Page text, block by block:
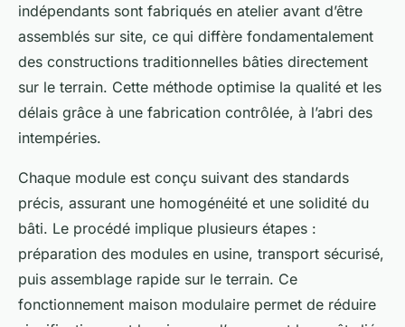
indépendants sont fabriqués en atelier avant d’être
assemblés sur site, ce qui diffère fondamentalement
des constructions traditionnelles bâties directement
sur le terrain. Cette méthode optimise la qualité et les
délais grâce à une fabrication contrôlée, à l’abri des
intempéries.
Chaque module est conçu suivant des standards
précis, assurant une homogénéité et une solidité du
bâti. Le procédé implique plusieurs étapes :
préparation des modules en usine, transport sécurisé,
puis assemblage rapide sur le terrain. Ce
fonctionnement maison modulaire permet de réduire